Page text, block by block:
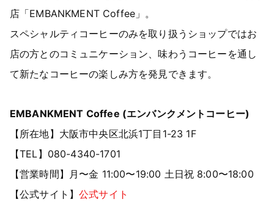
店「EMBANKMENT Coffee」。
スペシャルティコーヒーのみを取り扱うショップではお
店の方とのコミュニケーション、味わうコーヒーを通し
て新たなコーヒーの楽しみ方を発見できます。
EMBANKMENT Coffee (エンバンクメントコーヒー)
【所在地】大阪市中央区北浜1丁目1-23 1F
【TEL】080-4340-1701
【営業時間】月〜金 11:00〜19:00 土日祝 8:00〜18:00
【公式サイト】公式サイト